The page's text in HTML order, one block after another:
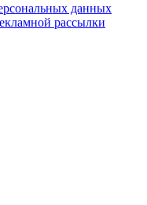
данных
рассылки